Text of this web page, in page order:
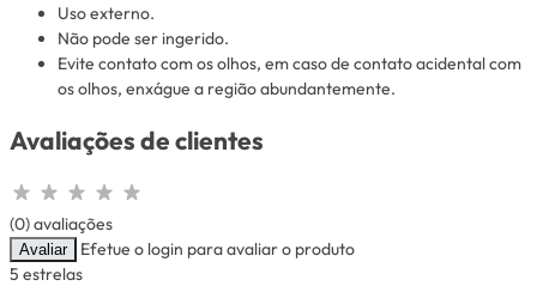
Uso externo.
Não pode ser ingerido.
Evite contato com os olhos, em caso de contato acidental com
os olhos, enxágue a região abundantemente.
Avaliações de clientes
(0) avaliações
Avaliar
Efetue o login para avaliar o produto
5 estrelas